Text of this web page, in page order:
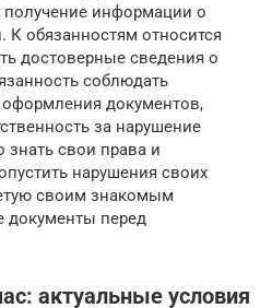
получение информации о
К обязанностям относится
достоверные сведения о
соблюдать
документов,
за нарушение
знать свои права и
нарушения своих
своим знакомым
документы перед
актуальные условия